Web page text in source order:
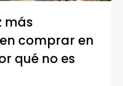
más
comprar en
qué no es